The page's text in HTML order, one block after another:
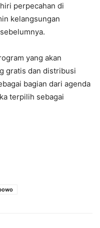
perpecahan di
kelangsungan
yang akan
gratis dan distribusi
bagian dari agenda
terpilih sebagai